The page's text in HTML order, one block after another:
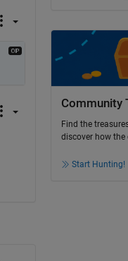
Community
Find the
discover how
Start Hunting!